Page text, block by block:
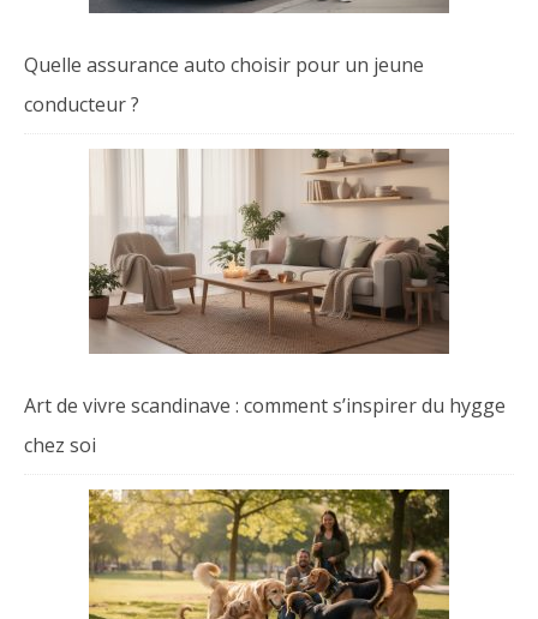
Quelle assurance auto choisir pour un jeune
conducteur ?
Art de vivre scandinave : comment s’inspirer du hygge
chez soi